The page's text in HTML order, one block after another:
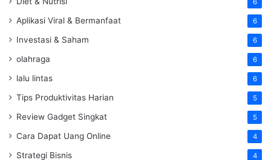
Aplikasi Viral & Bermanfaat 6
Investasi & Saham 6
olahraga 6
lalu lintas 6
Tips Produktivitas Harian 5
Review Gadget Singkat 5
Cara Dapat Uang Online 4
Strategi Bisnis 4